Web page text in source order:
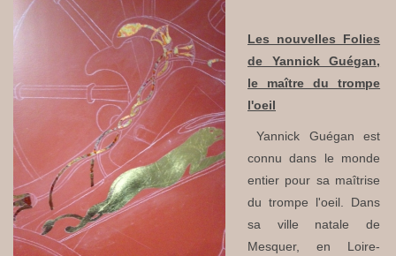
Les nouvelles Folies
de Yannick Guégan,
le maître du trompe
l'oeil
Yannick Guégan est
connu dans le monde
entier pour sa maîtrise
du trompe l'oeil. Dans
sa ville natale de
Mesquer, en Loire-